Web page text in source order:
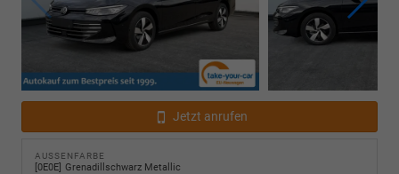
Jetzt anrufen
AUSSENFARBE
0E0E Grenadillschwarz Metallic